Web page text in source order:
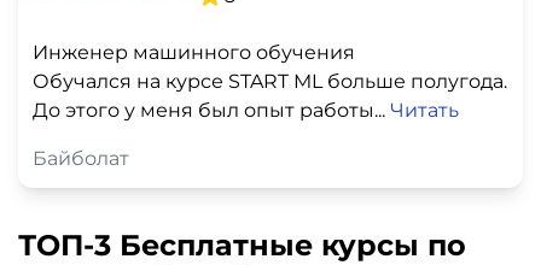
Инженер машинного обучения
Обучался на курсе START ML больше полугода.
До этого у меня был опыт работы... Читать
Байболат
ТОП-3 Бесплатные курсы по